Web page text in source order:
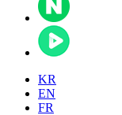
KR
EN
FR